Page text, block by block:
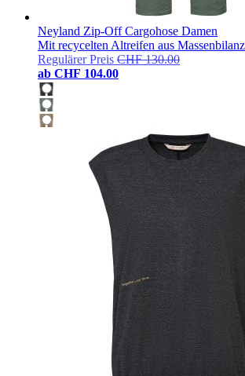
Neyland Zip-Off Cargohose Damen
Mit recycelten Altreifen aus
Regulärer Preis CHF 130.00
ab CHF 104.00